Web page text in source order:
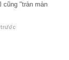
cũng "tràn màn
trước